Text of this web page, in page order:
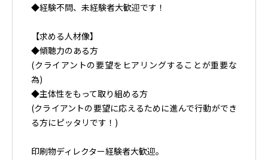
◆経験不問、未経験者大歓迎です！
【求める人材像】
◆傾聴力のある方
(クライアントの要望をヒアリングすることが重要な
為)
◆主体性をもって取り組める方
(クライアントの要望に応えるために進んで行動ができ
る方にピッタリです！)
印刷物ディレクター経験者大歓迎。